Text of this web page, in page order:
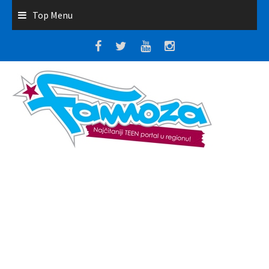
Top Menu